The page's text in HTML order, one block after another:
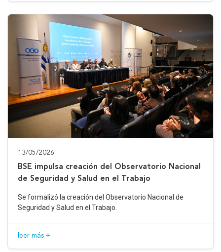
13/05/2026
BSE impulsa creación del Observatorio Nacional
de Seguridad y Salud en el Trabajo
Se formalizó la creación del Observatorio Nacional de
Seguridad y Salud en el Trabajo.
leer más +